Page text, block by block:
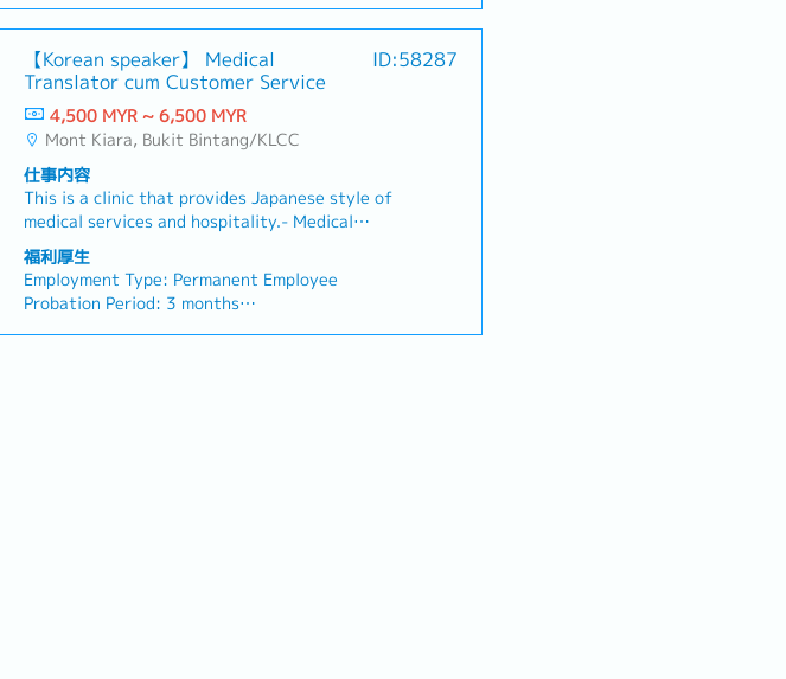
ためにオンライン診療も導入しております。現在5ヶ
国10拠点で展開しており、この度はマレーシアでの
医療通訳のポジションでご活躍いただける方を募集
いたします。【職務内容】・クリニックの受付係(来
院対応、電話やメール予約の対応)・患者様のご案
内、医療通訳サポート・そのほかクリニック運営上
総務的な仕事・入社後1ヶ月の研修期間を設け、医療
用語や保険関連の知識についてトレーニングいたし
ます★魅力ポイント★・新規開業するクリニックの
一員として、事業立ち上げ期から関わることができ
ます・ご活躍次第では、将来的に拠点マネジメント
や広報などの別業務に挑戦していただけたり、他拠
点への異動(タイ、シンガポール)などの可能性もござ
で、土日・祝日を含めたシフト制
・カレンダー：マレーシアのカレンダーに準ずる
・勤務地 ：デサパークシティ / モントキアラ / ブキ
ビンタン【クアラルンプール】
・基本給与：RM6,500
・ボーナス：あり ※業績に応じる
・保険加入：EPF、SOCSO、現地医療保険あり
・住宅手当 ：RM1,000固定
・交通費 ：都度請求可能(Grab代は除く)
・有給休暇：年間10日
・病気休暇：年間14日
【Korean speaker】 Medical
Translator cum Customer Service
ID:58287
4,500 MYR ~ 6,500 MYR
Mont Kiara, Bukit Bintang/KLCC
仕事内容
This is a clinic that provides Japanese style of
medical services and hospitality.- Medical
translation in Korean and English, support and
guidance between doctors and patients for
consultation- Perform as a clinic receptionist,
liaise with walk-in & call-in customers - Make a
booking for call-in customers- Administration job
福利厚生
Employment Type: Permanent Employee
Probation Period: 3 months